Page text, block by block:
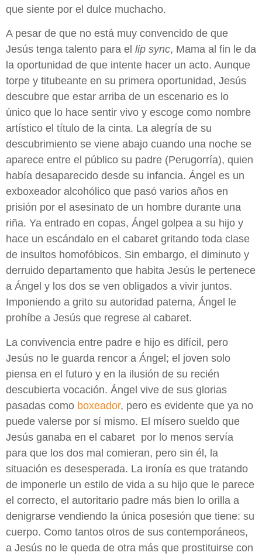
que siente por el dulce muchacho.
A pesar de que no está muy convencido de que
Jesús tenga talento para el lip sync, Mama al fin le da
la oportunidad de que intente hacer un acto. Aunque
torpe y titubeante en su primera oportunidad, Jesús
descubre que estar arriba de un escenario es lo
único que lo hace sentir vivo y escoge como nombre
artístico el título de la cinta. La alegría de su
descubrimiento se viene abajo cuando una noche se
aparece entre el público su padre (Perugorría), quien
había desaparecido desde su infancia. Ángel es un
exboxeador alcohólico que pasó varios años en
prisión por el asesinato de un hombre durante una
riña. Ya entrado en copas, Ángel golpea a su hijo y
hace un escándalo en el cabaret gritando toda clase
de insultos homofóbicos. Sin embargo, el diminuto y
derruido departamento que habita Jesús le pertenece
a Ángel y los dos se ven obligados a vivir juntos.
Imponiendo a grito su autoridad paterna, Ángel le
prohíbe a Jesús que regrese al cabaret.
La convivencia entre padre e hijo es difícil, pero
Jesús no le guarda rencor a Ángel; el joven solo
piensa en el futuro y en la ilusión de su recién
descubierta vocación. Ángel vive de sus glorias
pasadas como boxeador, pero es evidente que ya no
puede valerse por sí mismo. El mísero sueldo que
Jesús ganaba en el cabaret por lo menos servía
para que los dos mal comieran, pero sin él, la
situación es desesperada. La ironía es que tratando
de imponerle un estilo de vida a su hijo que le parece
el correcto, el autoritario padre más bien lo orilla a
denigrarse vendiendo la única posesión que tiene: su
cuerpo. Como tantos otros de sus contemporáneos,
a Jesús no le queda de otra más que prostituirse con